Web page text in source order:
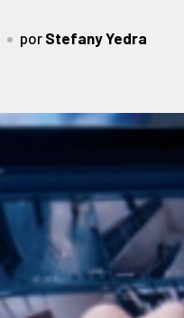
por Stefany Yedra